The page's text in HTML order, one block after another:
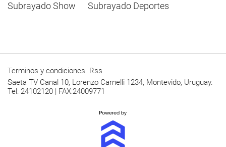
Subrayado Show Subrayado Deportes
Terminos y condiciones Rss
Saeta TV Canal 10, Lorenzo Carnelli 1234, Montevido, Uruguay.
Tel: 24102120 | FAX:24009771